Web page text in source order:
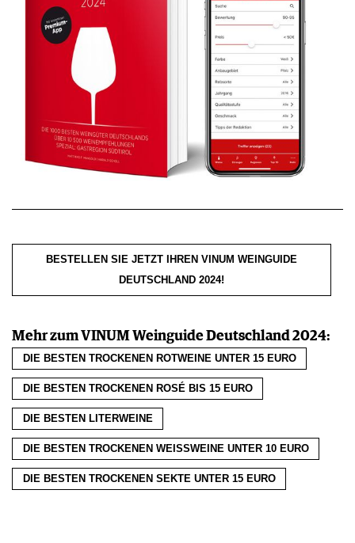
BESTELLEN SIE JETZT IHREN VINUM WEINGUIDE
DEUTSCHLAND 2024!
Mehr zum VINUM Weinguide Deutschland 2024:
DIE BESTEN TROCKENEN ROTWEINE UNTER 15 EURO
DIE BESTEN TROCKENEN ROSÉ BIS 15 EURO
DIE BESTEN LITERWEINE
DIE BESTEN TROCKENEN WEISSWEINE UNTER 10 EURO
DIE BESTEN TROCKENEN SEKTE UNTER 15 EURO